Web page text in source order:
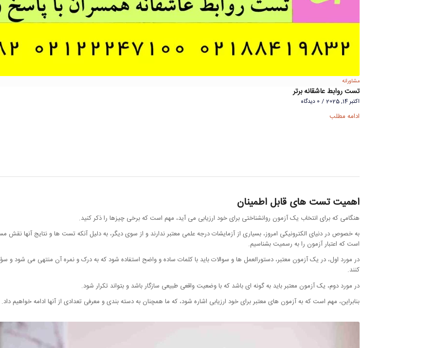
مشاورانه
تست روابط عاشقانه برتر
اکتبر 14, 2025 / 0 دیدگاه
ادامه مطلب
اهمیت تست های قابل اطمینان
هنگامی که برای انتخاب یک آزمون روانشناختی برای خود ارزیابی می آید، مهم است که برخی چیزها را ذکر کنید.
به خصوص در دنیای الکترونیکی امروز، بسیاری از آزمایشات درجه علمی معتبر ندارند و از سوی دیگر، به دلیل آنکه تست ها و نتایج آنها نقش
است که اعتبار آزمون را به رسمیت بشناسیم.
در مورد اول، در یک آزمون معتبر، دستورالعمل ها و سوالات باید با کلمات ساده و واضح استفاده شود که به درک و نمره آن منتهی می شود و
کنند.
در مورد دوم، یک آزمون معتبر باید به گونه ای باشد که با وضعیت واقعی طبیعی سازگار باشد و بتواند تکرار شود.
بنابراین، مهم است که به آزمون های معتبر برای خود ارزیابی اشاره شود، که ما همچنان به دسته بندی و معرفی تعدادی از آنها ادامه خواهیم داد.